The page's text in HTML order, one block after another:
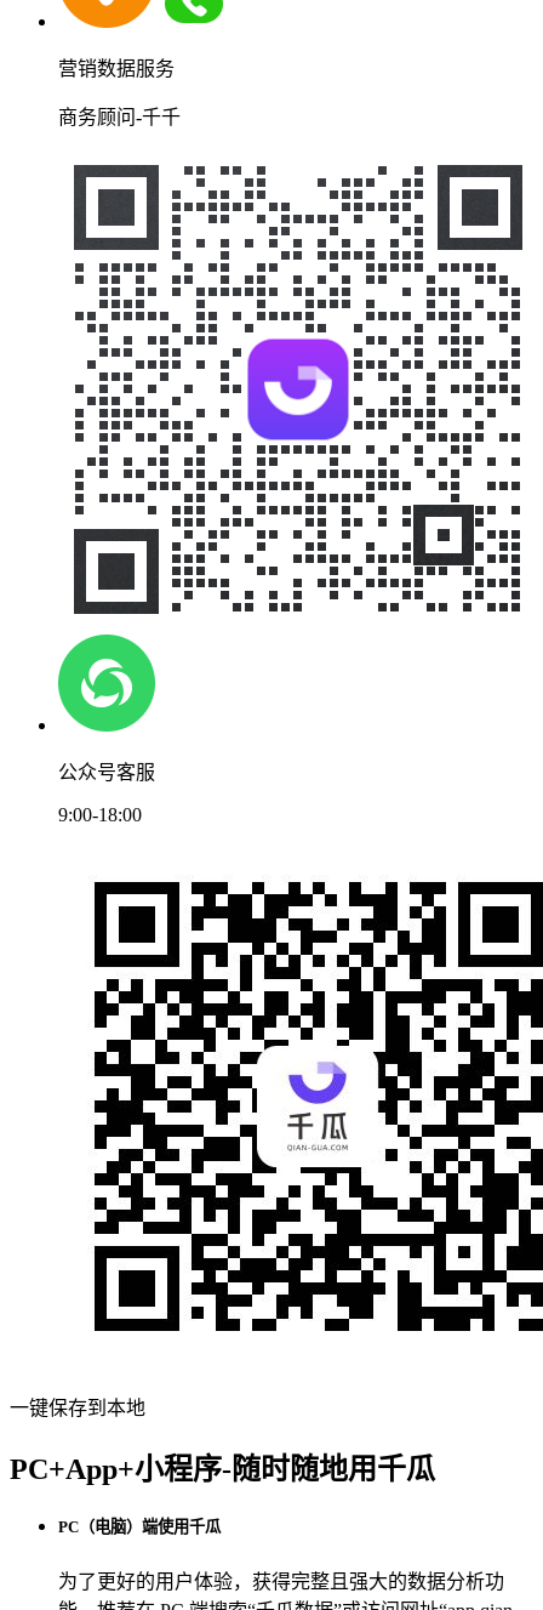
营销数据服务
商务顾问-千千
公众号客服
9:00-18:00
一键保存到本地
PC+App+小程序-随时随地用千瓜
PC（电脑）端使用千瓜
为了更好的用户体验，获得完整且强大的数据分析功